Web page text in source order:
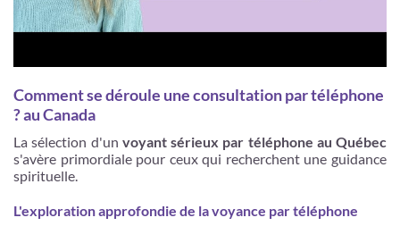
Comment se déroule une consultation par téléphone
? au Canada
La sélection d'un voyant sérieux par téléphone au Québec
s'avère primordiale pour ceux qui recherchent une guidance
spirituelle.
L'exploration approfondie de la voyance par téléphone